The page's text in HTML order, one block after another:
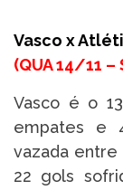
Vasco x
(QUA 14/11 –
Vasco é o
empates e
vazada
22 gols